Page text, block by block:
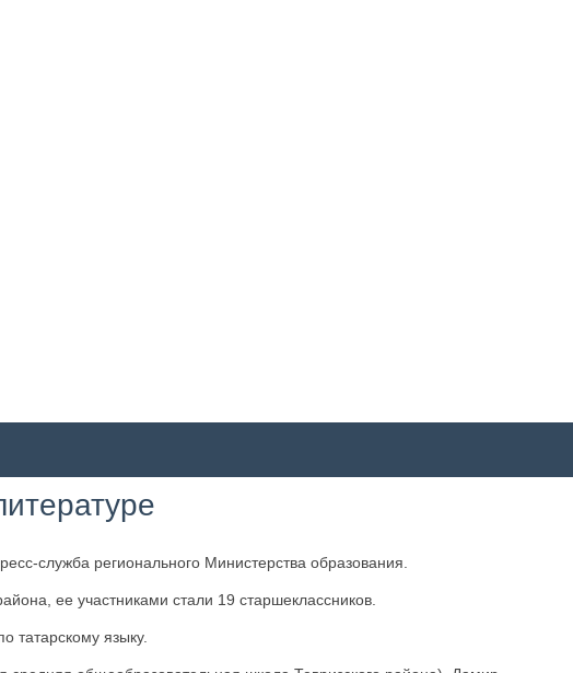
служба регионального Министерства образования.
ее участниками стали 19 старшеклассников.
татарскому языку.